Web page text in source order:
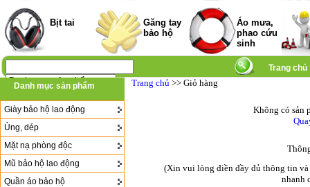
Bịt tai
Găng tay
bảo hộ
Áo mưa,
phao cứu
sinh
Trang chủ
Danh mục sản phẩm
Giày bảo hộ lao động
Ủng, dép
Mặt nạ phòng độc
Mũ bảo hộ lao động
Quần áo bảo hộ
Trang chủ >> Giỏ hàng
Không có sản
(Xin vui lòng điền đầy đủ thông tin
nhanh